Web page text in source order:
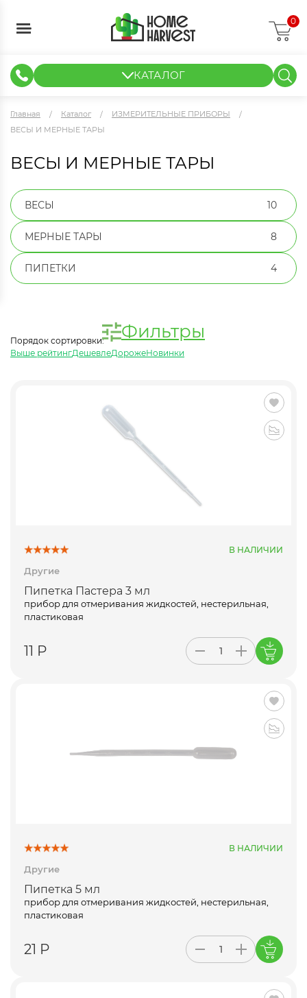
0
КАТАЛОГ
Главная Каталог
ИЗМЕРИТЕЛЬНЫЕ ПРИБОРЫ
ВЕСЫ И МЕРНЫЕ ТАРЫ
ВЕСЫ И МЕРНЫЕ ТАРЫ
ВЕСЫ 10
МЕРНЫЕ ТАРЫ 8
ПИПЕТКИ 4
Фильтры
Порядок сортировки:
Выше рейтингДешевлеДорожеНовинки
В НАЛИЧИИ
Другие
Пипетка Пастера 3 мл
прибор для отмеривания жидкостей, нестерильная,
пластиковая
11 Р
В НАЛИЧИИ
Другие
Пипетка 5 мл
прибор для отмеривания жидкостей, нестерильная,
пластиковая
21 Р